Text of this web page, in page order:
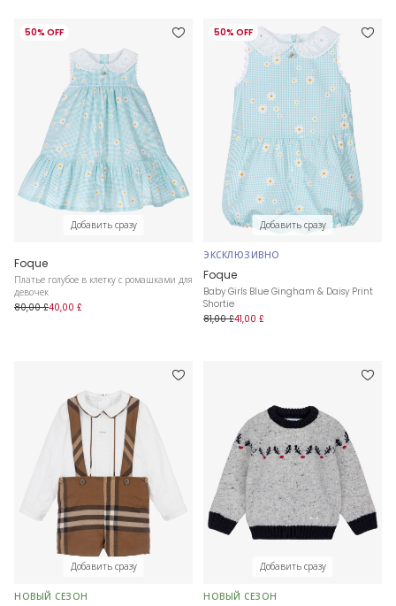
50% OFF
Добавить сразу
Foque
Платье голубое в клетку с ромашками для
девочек
80,00 £40,00 £
50% OFF
Добавить сразу
ЭКСКЛЮЗИВНО
Foque
Baby Girls Blue Gingham & Daisy Print
Shortie
81,00 £41,00 £
Добавить сразу
НОВЫЙ СЕЗОН
Добавить сразу
НОВЫЙ СЕЗОН